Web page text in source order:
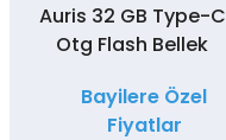
Auris 32 GB Type-C
Otg Flash Bellek
Bayilere Özel
Fiyatlar